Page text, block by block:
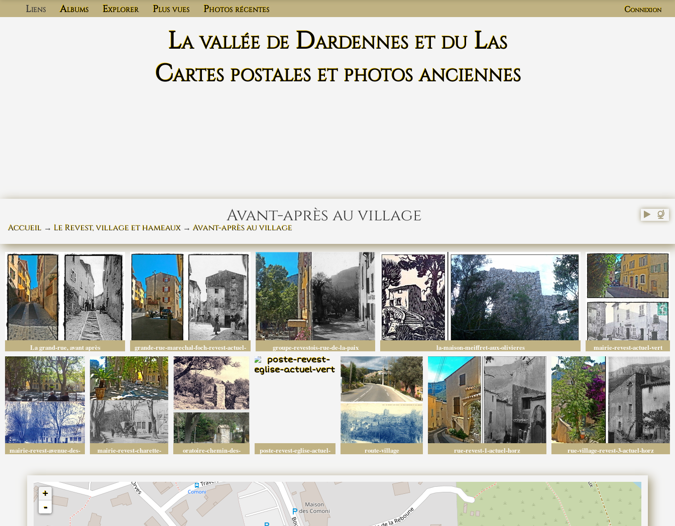
Liens Albums Explorer Plus vues Photos récentes Connexion
La vallée de Dardennes et du Las
Cartes postales et photos anciennes
Avant-après au village
Accueil → Le Revest, village et hameaux →Avant-après au village
La grand-rue, avant après
grande-rue-marechal-foch-revest-actuel-
horz
groupe-revestois-rue-de-la-paix la-maison-meiffret-aux-olivieres mairie-revest-actuel-vert
mairie-revest-avenue-des-
mairie-revest-charette-
oratoire-chemin-des-
poste-revest-eglise-actuel-
route-village rue-revest-1-actuel-horz rue-village-revest-3-actuel-horz
+
-